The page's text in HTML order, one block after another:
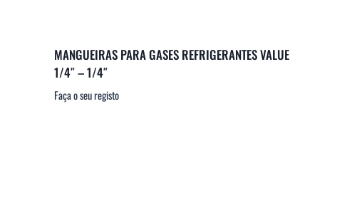
MANGUEIRAS PARA GASES REFRIGERANTES VALUE
1/4″ – 1/4″
Faça o seu registo